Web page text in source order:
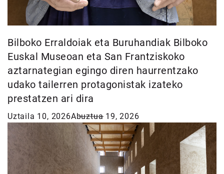
Bilboko Erraldoiak eta Buruhandiak Bilboko
Euskal Museoan eta San Frantziskoko
aztarnategian egingo diren haurrentzako
udako tailerren protagonistak izateko
prestatzen ari dira
Uztaila 10, 2026Abuztua 19, 2026